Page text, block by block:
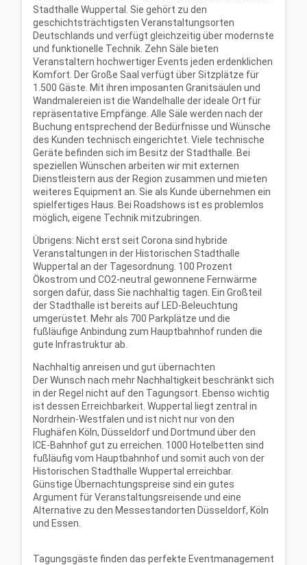
Stadthalle Wuppertal. Sie gehört zu den
geschichtsträchtigsten Veranstaltungsorten
Deutschlands und verfügt gleichzeitig übermodernste
und funktionelle Technik. Zehn Säle bieten
Veranstaltern hochwertiger Events jeden erdenklichen
Komfort. Der Große Saal verfügt über Sitzplätze für
1.500 Gäste. Mit ihren imposanten Granitsäulen und
Wandmalereien ist die Wandelhalle der ideale Ort für
repräsentative Empfänge. Alle Säle werden nach der
Buchung entsprechend der Bedürfnisse und Wünsche
des Kunden technisch eingerichtet. Viele technische
Geräte befinden sich im Besitz der Stadthalle. Bei
speziellen Wünschen arbeiten wir mit externen
Dienstleistern aus der Region zusammen und mieten
weiteres Equipment an. Sie als Kunde übernehmen ein
spielfertiges Haus. Bei Roadshows ist es problemlos
möglich, eigene Technik mitzubringen.
Übrigens: Nicht erst seit Corona sind hybride
Veranstaltungen in der Historischen Stadthalle
Wuppertal an der Tagesordnung. 100 Prozent
Ökostrom und CO2-neutral gewonnene Fernwärme
sorgen dafür, dass Sie nachhaltig tagen. Ein Großteil
der Stadthalle ist bereits auf LED-Beleuchtung
umgerüstet. Mehr als 700 Parkplätze und die
fußläufige Anbindung zum Hauptbahnhof runden die
gute Infrastruktur ab.
Nachhaltig anreisen und gut übernachten
Der Wunsch nach mehr Nachhaltigkeit beschränkt sich
in der Regel nicht auf den Tagungsort. Ebenso wichtig
ist dessen Erreichbarkeit. Wuppertal liegt zentral in
Nordrhein-Westfalen und ist nicht nur von den
Flughäfen Köln, Düsseldorf und Dortmund über den
ICE-Bahnhof gut zu erreichen. 1000 Hotelbetten sind
fußläufig vom Hauptbahnhof und somit auch von der
Historischen Stadthalle Wuppertal erreichbar.
Günstige Übernachtungspreise sind ein gutes
Argument fürVeranstaltungsreisende und eine
Alternative zu den Messestandorten Düsseldorf, Köln
und Essen.
Tagungsgäste finden das perfekte Eventmanagement